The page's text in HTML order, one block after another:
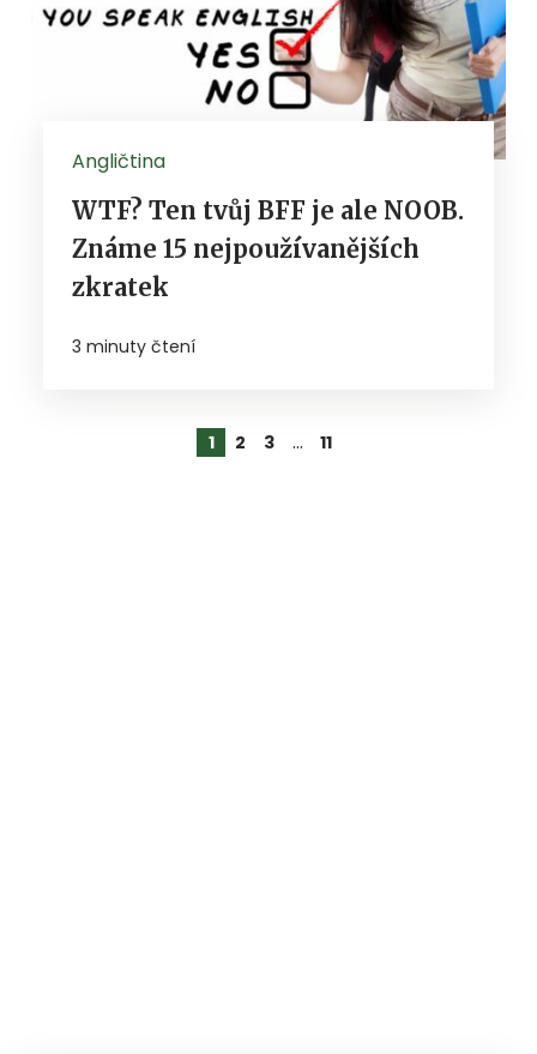
Angličtina
WTF? Ten tvůj BFF je ale NOOB.
Známe 15 nejpoužívanějších
zkratek
3 minuty čtení
1 2 3 … 11